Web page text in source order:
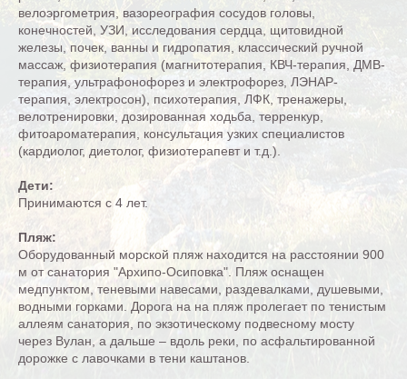
велоэргометрия, вазореография сосудов головы,
конечностей, УЗИ, исследования сердца, щитовидной
железы, почек, ванны и гидропатия, классический ручной
массаж, физиотерапия (магнитотерапия, КВЧ-терапия, ДМВ-
терапия, ультрафонофорез и электрофорез, ЛЭНАР-
терапия, электросон), психотерапия, ЛФК, тренажеры,
велотренировки, дозированная ходьба, терренкур,
фитоароматерапия, консультация узких специалистов
(кардиолог, диетолог, физиотерапевт и т.д.).
Дети:
Принимаются с 4 лет.
Пляж:
Оборудованный морской пляж находится на расстоянии 900
м от санатория "Архипо-Осиповка". Пляж оснащен
медпунктом, теневыми навесами, раздевалками, душевыми,
водными горками. Дорога на на пляж пролегает по тенистым
аллеям санатория, по экзотическому подвесному мосту
через Вулан, а дальше – вдоль реки, по асфальтированной
дорожке с лавочками в тени каштанов.